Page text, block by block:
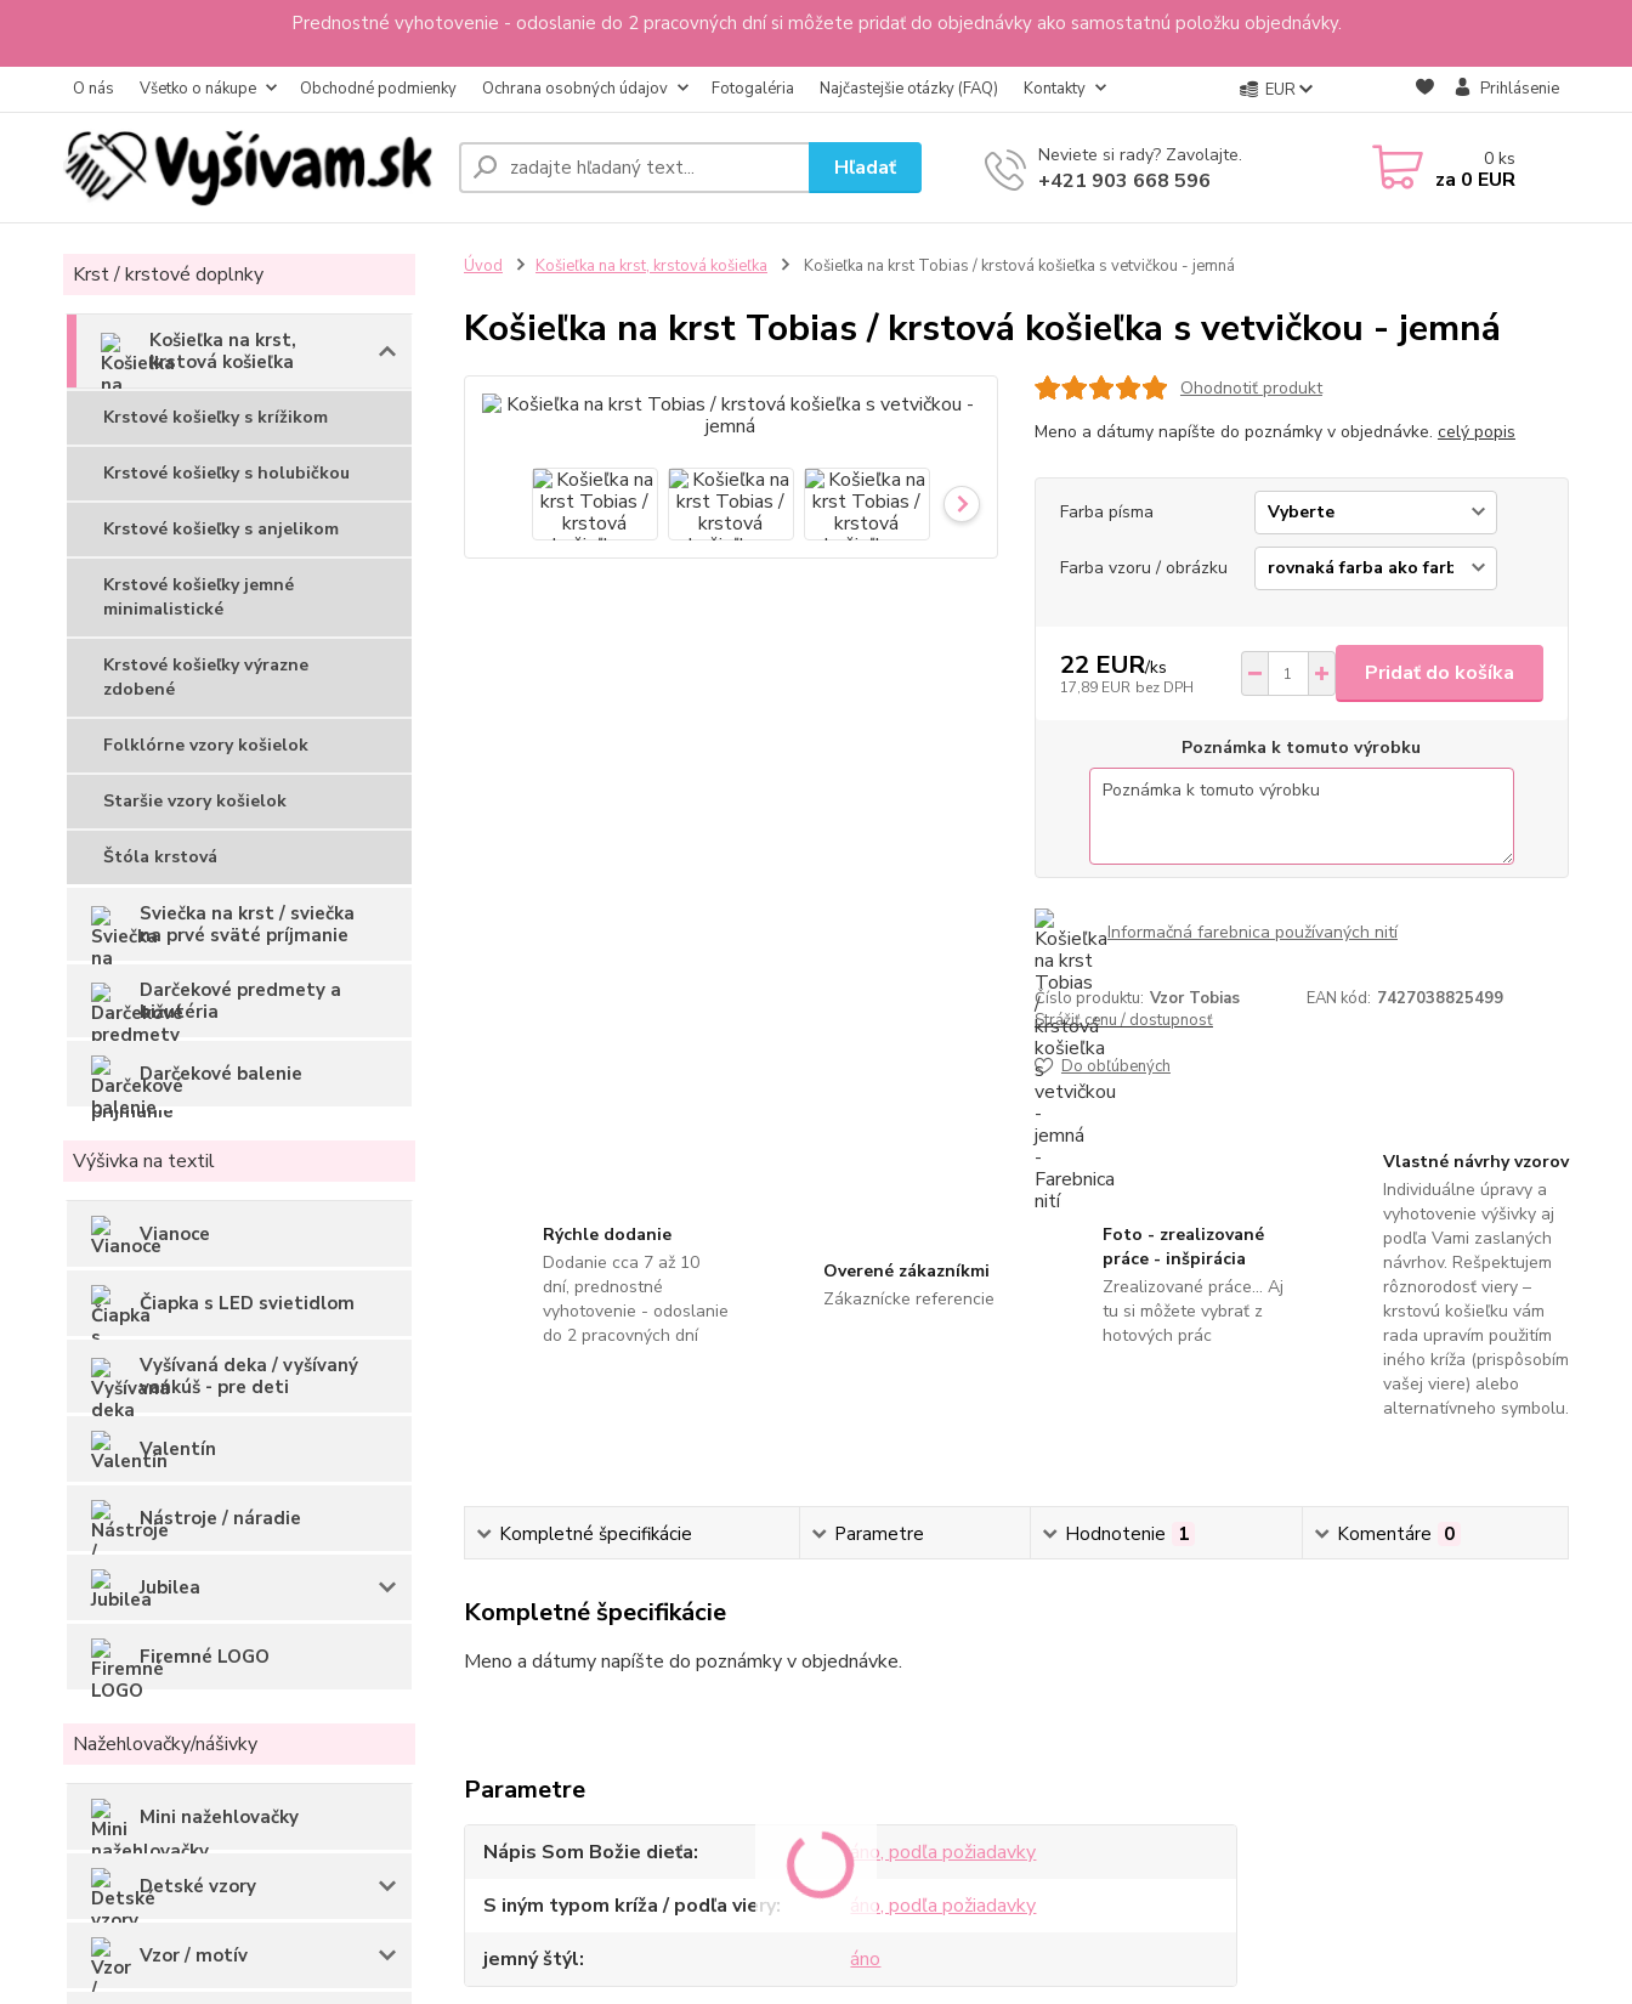
Prednostné vyhotovenie - odoslanie do 2 pracovných dní si môžete pridať do objednávky ako samostatnú položku objednávky.
O nás Všetko o nákupe Obchodné podmienky Ochrana osobných údajov Fotogaléria Najčastejšie otázky (FAQ) Kontakty EUR Prihlásenie
Hľadať Neviete si rady? Zavolajte.
+421 903 668 596
0 ks
za 0 EUR
Krst / krstové doplnky
Košieľka na krst,
krstová košieľka
Krstové košieľky s krížikom
Krstové košieľky s holubičkou
Krstové košieľky s anjelikom
Krstové košieľky jemné
minimalistické
Krstové košieľky výrazne
zdobené
Folklórne vzory košielok
Staršie vzory košielok
Štóla krstová
Sviečka na krst / sviečka
na prvé sväté príjmanie
Darčekové predmety a
bižutéria
Darčekové balenie
Výšivka na textil
Vianoce
Čiapka s LED svietidlom
Vyšívaná deka / vyšívaný
vankúš - pre deti
Valentín
Nástroje / náradie
Jubilea
Firemné LOGO
Nažehlovačky/nášivky
Mini nažehlovačky
Detské vzory
Vzor / motív
Úvod Košieľka na krst, krstová košieľka Košieľka na krst Tobias / krstová košieľka s vetvičkou - jemná
Košieľka na krst Tobias / krstová košieľka s vetvičkou - jemná
Ohodnotiť produkt
Meno a dátumy napíšte do poznámky v objednávke. celý popis
Farba písma
Farba vzoru / obrázku
22 EUR/ks
17,89 EUR bez DPH
Pridať do košíka
Poznámka k tomuto výrobku
Informačná farebnica používaných nití
Číslo produktu: Vzor Tobias EAN kód: 7427038825499
Strážiť cenu / dostupnosť
Do obľúbených
Rýchle dodanie
Dodanie cca 7 až 10
dní, prednostné
vyhotovenie - odoslanie
do 2 pracovných dní
Overené zákazníkmi
Zákaznícke referencie
Foto - zrealizované
práce - inšpirácia
Zrealizované práce... Aj
tu si môžete vybrať z
hotových prác
Vlastné návrhy vzorov
Individuálne úpravy a
vyhotovenie výšivky aj
podľa Vami zaslaných
návrhov. Rešpektujem
rôznorodosť viery –
krstovú košieľku vám
rada upravím použitím
iného kríža (prispôsobím
vašej viere) alebo
alternatívneho symbolu.
Kompletné špecifikácie Parametre Hodnotenie 1 Komentáre 0
Kompletné špecifikácie
Meno a dátumy napíšte do poznámky v objednávke.
Parametre
Nápis Som Božie dieťa
áno, podľa požiadavky
S iným typom kríža / podľa viery
áno, podľa požiadavky
jemný štýl
áno